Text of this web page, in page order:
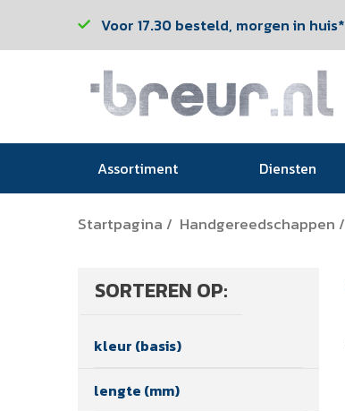
Voor 17.30 besteld, morgen in huis*
Assortiment Diensten
Startpagina / Handgereedschappen /
SORTEREN OP:
kleur (basis)
lengte (mm)